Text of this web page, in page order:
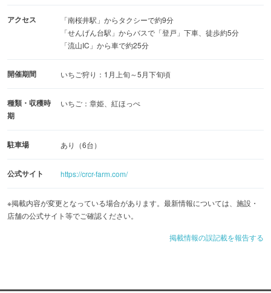
アクセス
「南桜井駅」からタクシーで約9分
「せんげん台駅」からバスで「登戸」下車、徒歩約5分
「流山IC」から車で約25分
開催期間 いちご狩り：1月上旬～5月下旬頃
種類・収穫時
期
いちご：章姫、紅ほっぺ
駐車場 あり（6台）
公式サイト https://crcr-farm.com/
※掲載内容が変更となっている場合があります。最新情報については、施設・
店舗の公式サイト等でご確認ください。
掲載情報の誤記載を報告する